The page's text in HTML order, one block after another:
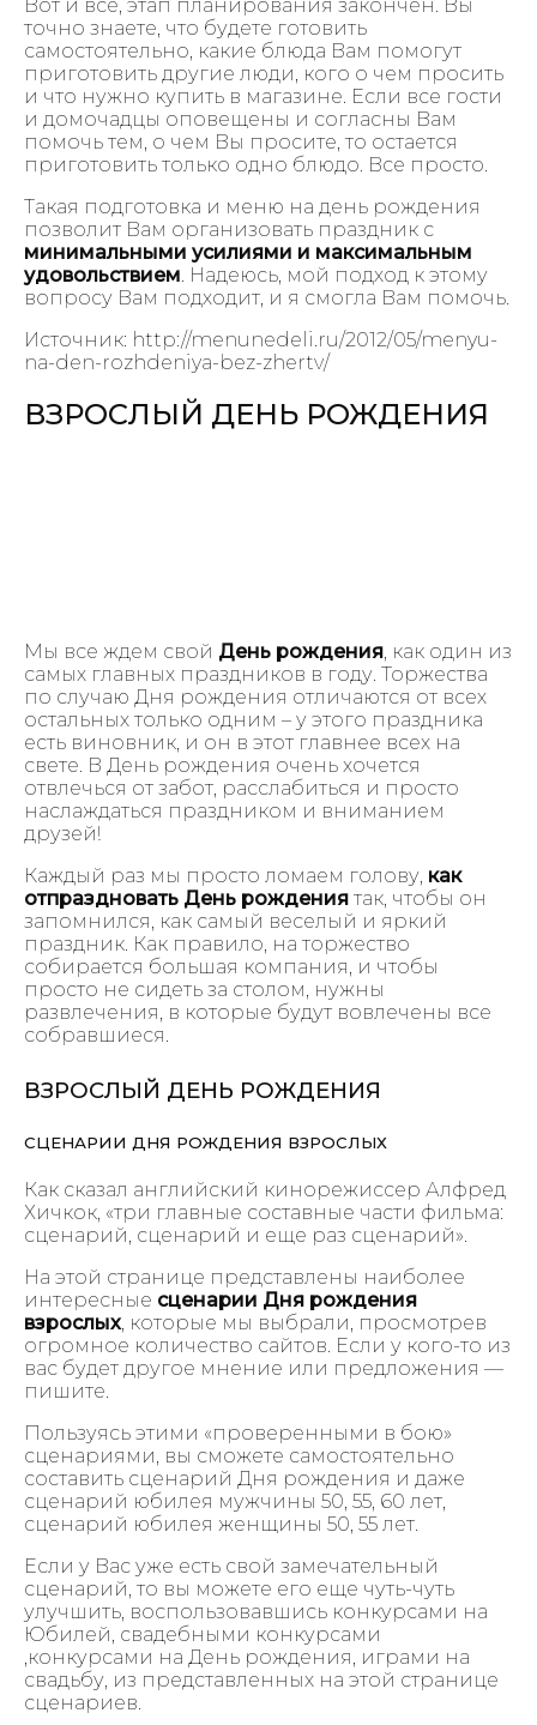
Вот и все, этап планирования закончен. Вы
точно знаете, что будете готовить
самостоятельно, какие блюда Вам помогут
приготовить другие люди, кого о чем просить
и что нужно купить в магазине. Если все гости
и домочадцы оповещены и согласны Вам
помочь тем, о чем Вы просите, то остается
приготовить только одно блюдо. Все просто.
Такая подготовка и меню на день рождения
позволит Вам организовать праздник с
минимальными усилиями и максимальным
удовольствием . Надеюсь, мой подход к этому
вопросу Вам подходит, и я смогла Вам помочь.
Источник: http://menunedeli.ru/2012/05/menyu-
na-den-rozhdeniya-bez-zhertv/
ВЗРОСЛЫЙ ДЕНЬ РОЖДЕНИЯ
Мы все ждем свой День рождения, как один из
самых главных праздников в году. Торжества
по случаю Дня рождения отличаются от всех
остальных только одним – у этого праздника
есть виновник, и он в этот главнее всех на
свете. В День рождения очень хочется
отвлечься от забот, расслабиться и просто
наслаждаться праздником и вниманием
друзей!
Каждый раз мы просто ломаем голову, как
отпраздновать День рождения так, чтобы он
запомнился, как самый веселый и яркий
праздник. Как правило, на торжество
собирается большая компания, и чтобы
просто не сидеть за столом, нужны
развлечения, в которые будут вовлечены все
собравшиеся.
ВЗРОСЛЫЙ ДЕНЬ РОЖДЕНИЯ
СЦЕНАРИИ ДНЯ РОЖДЕНИЯ ВЗРОСЛЫХ
Как сказал английский кинорежиссер Алфред
Хичкок, «три главные составные части фильма:
сценарий, сценарий и еще раз сценарий».
На этой странице представлены наиболее
интересные сценарии Дня рождения
взрослых, которые мы выбрали, просмотрев
огромное количество сайтов. Если у кого-то из
вас будет другое мнение или предложения —
пишите.
Пользуясь этими «проверенными в бою»
сценариями, вы сможете самостоятельно
составить сценарий Дня рождения и даже
сценарий юбилея мужчины 50, 55, 60 лет,
сценарий юбилея женщины 50, 55 лет.
Если у Вас уже есть свой замечательный
сценарий, то вы можете его еще чуть-чуть
улучшить, воспользовавшись конкурсами на
Юбилей, свадебными конкурсами
,конкурсами на День рождения, играми на
свадьбу, из представленных на этой странице
сценариев.